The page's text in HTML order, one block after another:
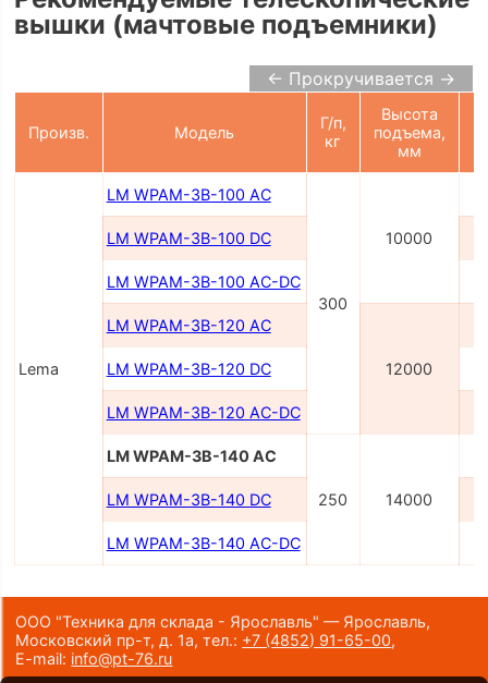
вышки (мачтовые подъемники)
← Прокручивается →
Произв. Модель
Г/п,
кг
Высота
подъема,
мм
Lema
LM WPAM-3B-100 AC
300
10000
LM WPAM-3B-100 DC
LM WPAM-3B-100 AC-DC
LM WPAM-3B-120 AC
12000
LM WPAM-3B-120 DC
LM WPAM-3B-120 AC-DC
LM WPAM-3B-140 AC
250 14000
LM WPAM-3B-140 DC
LM WPAM-3B-140 AC-DC
ООО "Техника для склада - Ярославль" — Ярославль,
Московский пр-т, д. 1а,тел.: +7 (4852) 91-65-00,
E-mail: info@pt-76.ru